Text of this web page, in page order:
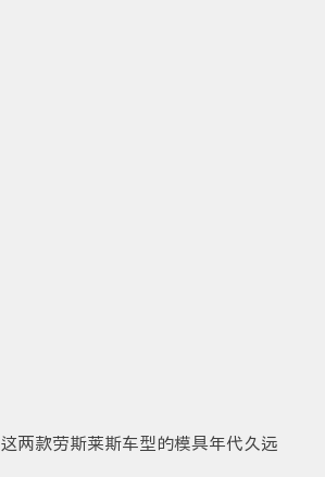
这两款劳斯莱斯车型的模具年代久远